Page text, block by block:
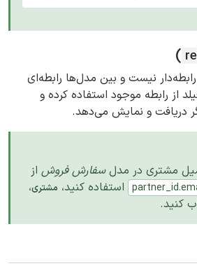
)
نیست و بین مدل‌ها رابطه‌ای
از رابطه موجود استفاده کرده و
دریافت و نمایش می‌دهد.
مشتری در مدلسفارش فروش از
استفاده کنید، مشتری،
کنید.